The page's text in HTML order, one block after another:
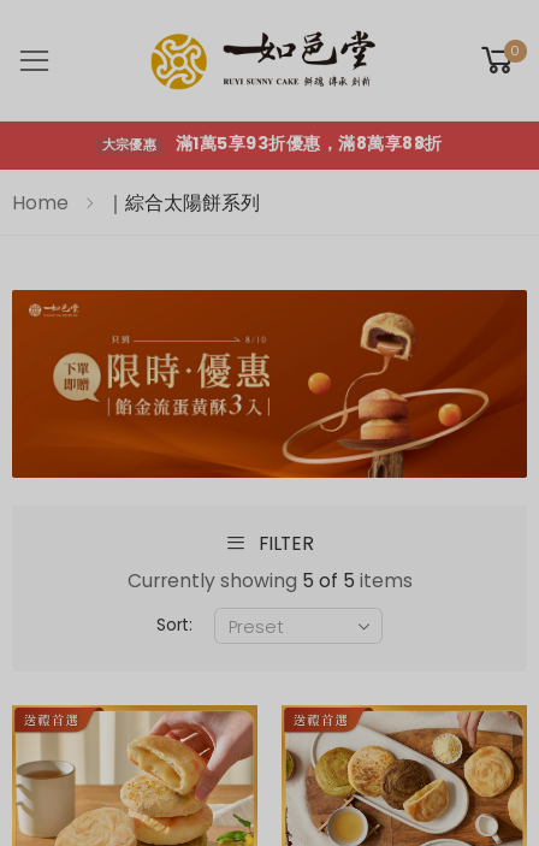
Toggle mobile menu
0
大宗優惠 滿1萬5享93折優惠，滿8萬享88折
Home ｜綜合太陽餅系列
FILTER
Currently showing 5 of 5 items
Sort: